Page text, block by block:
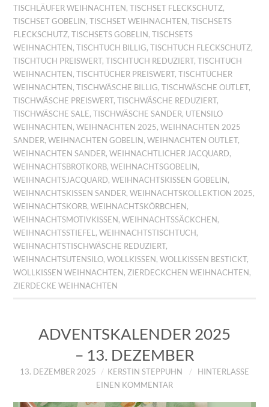
TISCHLÄUFER WEIHNACHTEN,TISCHSET FLECKSCHUTZ,
TISCHSET GOBELIN,TISCHSET WEIHNACHTEN,TISCHSETS
FLECKSCHUTZ,TISCHSETS GOBELIN,TISCHSETS
WEIHNACHTEN,TISCHTUCH BILLIG,TISCHTUCH FLECKSCHUTZ,
TISCHTUCH PREISWERT,TISCHTUCH REDUZIERT,TISCHTUCH
WEIHNACHTEN,TISCHTÜCHER PREISWERT,TISCHTÜCHER
WEIHNACHTEN,TISCHWÄSCHE BILLIG,TISCHWÄSCHE OUTLET,
TISCHWÄSCHE PREISWERT,TISCHWÄSCHE REDUZIERT,
TISCHWÄSCHE SALE,TISCHWÄSCHE SANDER, UTENSILO
WEIHNACHTEN,WEIHNACHTEN 2025,WEIHNACHTEN 2025
SANDER,WEIHNACHTEN GOBELIN,WEIHNACHTEN OUTLET,
WEIHNACHTEN SANDER,WEIHNACHTLICHER JACQUARD,
WEIHNACHTSBROTKORB,WEIHNACHTSGOBELIN,
WEIHNACHTSJACQUARD,WEIHNACHTSKISSEN GOBELIN,
WEIHNACHTSKISSEN SANDER,WEIHNACHTSKOLLEKTION 2025,
WEIHNACHTSKORB,WEIHNACHTSKÖRBCHEN,
WEIHNACHTSMOTIVKISSEN,WEIHNACHTSSÄCKCHEN,
WEIHNACHTSSTIEFEL ,WEIHNACHTSTISCHTUCH,
WEIHNACHTSTISCHWÄSCHE REDUZIERT,
WEIHNACHTSUTENSILO,WOLLKISSEN,WOLLKISSEN BESTICKT,
WOLLKISSEN WEIHNACHTEN, ZIERDECKCHEN WEIHNACHTEN,
ZIERDECKE WEIHNACHTEN
ADVENTSKALENDER 2025
– 13. DEZEMBER
13. DEZEMBER 2025 KERSTIN STEPPUHN
HINTERLASSE
EINEN KOMMENTAR